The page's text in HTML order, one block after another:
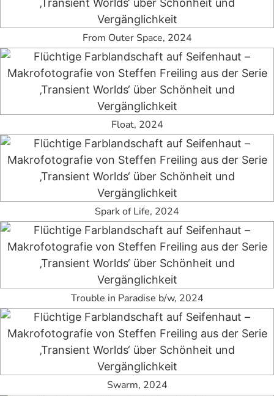
From Outer Space, 2024
Float, 2024
Spark of Life, 2024
Trouble in Paradise b/w, 2024
Swarm, 2024